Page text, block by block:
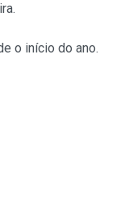
o início do ano.